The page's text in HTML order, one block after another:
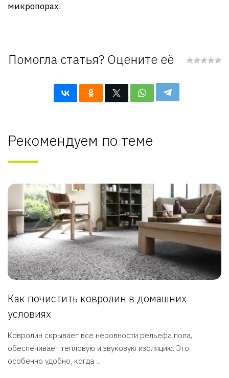
микропорах.
Помогла статья? Оцените её
Рекомендуем по теме
Как почистить ковролин в домашних
условиях
Ковролин скрывает все неровности рельефа пола,
обеспечивает тепловую и звуковую изоляцию. Это
особенно удобно, когда ...